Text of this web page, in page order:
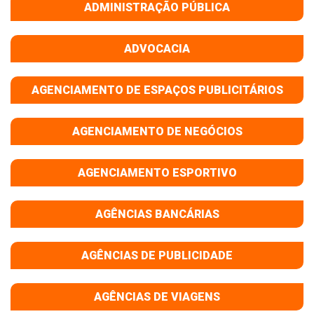
ADMINISTRAÇÃO PÚBLICA
ADVOCACIA
AGENCIAMENTO DE ESPAÇOS PUBLICITÁRIOS
AGENCIAMENTO DE NEGÓCIOS
AGENCIAMENTO ESPORTIVO
AGÊNCIAS BANCÁRIAS
AGÊNCIAS DE PUBLICIDADE
AGÊNCIAS DE VIAGENS